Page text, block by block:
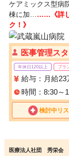
ケアミックス型病
棟に加… ……《詳し
ク！》
医事管理ス
年休日120以上 ブラ
給与：月給
時間：8:30～
検討中リ
医療法人社団 秀栄会